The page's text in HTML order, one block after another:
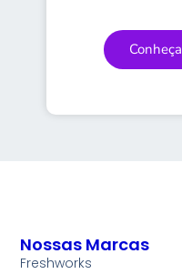
Nossas Marcas
Freshworks